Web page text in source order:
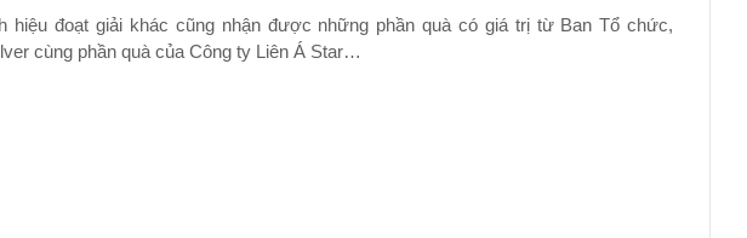
hiệu đoạt giải khác cũng nhận được những phần quà có giá trị từ Ban Tổ chức,
cùng phần quà của Công ty Liên Á Star…